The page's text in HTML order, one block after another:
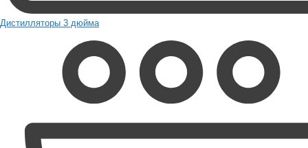
Дистилляторы 3 дюйма